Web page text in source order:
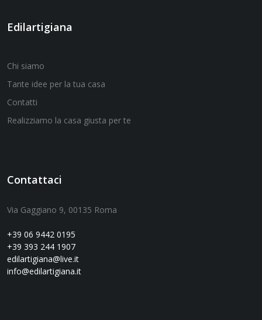
Edilartigiana
Chi siamo
Tante idee per la tua casa
Contatti
Realizziamo la casa giusta per te
Contattaci
Via Gaggiano 9, 00135 Roma
+39 06 9442 0195
+39 393 244 1907
edilartigiana@live.it
info@edilartigiana.it